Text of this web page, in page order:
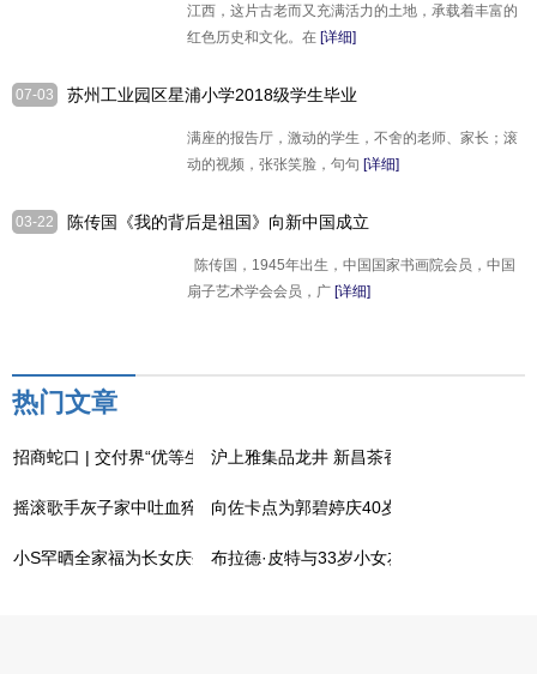
江西，这片古老而又充满活力的土地，承载着丰富的
红色历史和文化。在 [详细]
07-03
苏州工业园区星浦小学2018级学生毕业
满座的报告厅，激动的学生，不舍的老师、家长；滚
动的视频，张张笑脸，句句 [详细]
03-22
陈传国《我的背后是祖国》向新中国成立
陈传国，1945年出生，中国国家书画院会员，中国
扇子艺术学会会员，广 [详细]
热门文章
招商蛇口 | 交付界“优等生”，在CID的超强实景兑现力
沪上雅集品龙井 新昌茶香飘万里 "诗路寻
摇滚歌手灰子家中吐血猝死，经常熬夜喝酒
向佐卡点为郭碧婷庆40岁生日
小S罕晒全家福为长女庆生 布拉德·皮特与33岁小女友恋情升温，同框